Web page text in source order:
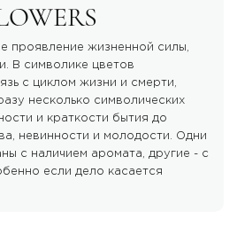
проявление жизненной силы,
В символике цветов
с циклом жизни и смерти,
несколько символических
и краткости бытия до
невинности и молодости. Одни
с наличием аромата, другие - с
если дело касается